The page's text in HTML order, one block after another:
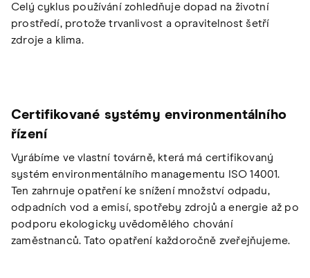
Celý cyklus používání zohledňuje dopad na životní
prostředí, protože trvanlivost a opravitelnost šetří
zdroje a klima.
Certifikované systémy environmentálního
řízení
Vyrábíme ve vlastní továrně, která má certifikovaný
systém environmentálního managementu ISO 14001.
Ten zahrnuje opatření ke snížení množství odpadu,
odpadních vod a emisí, spotřeby zdrojů a energie až po
podporu ekologicky uvědomělého chování
zaměstnanců. Tato opatření každoročně zveřejňujeme.